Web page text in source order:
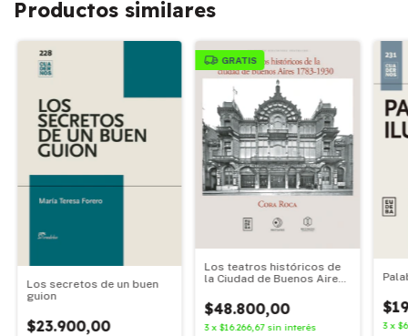
Productos similares
Los secretos de un buen
guion
$23.900,00
GRATIS
Los teatros históricos de
la Ciudad de Buenos Aires
$48.800,00
3 x$16.266,67 sin interés 3 x